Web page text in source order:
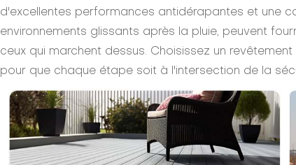
d'excellentes performances antidérapantes et une
environnements glissants après la pluie, peuvent
ceux qui marchent dessus. Choisissez un
pour que chaque étape soit à l'intersection de la